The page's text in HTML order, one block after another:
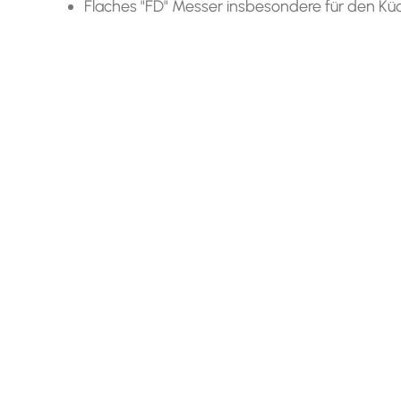
Flaches "FD" Messer insbesondere für den